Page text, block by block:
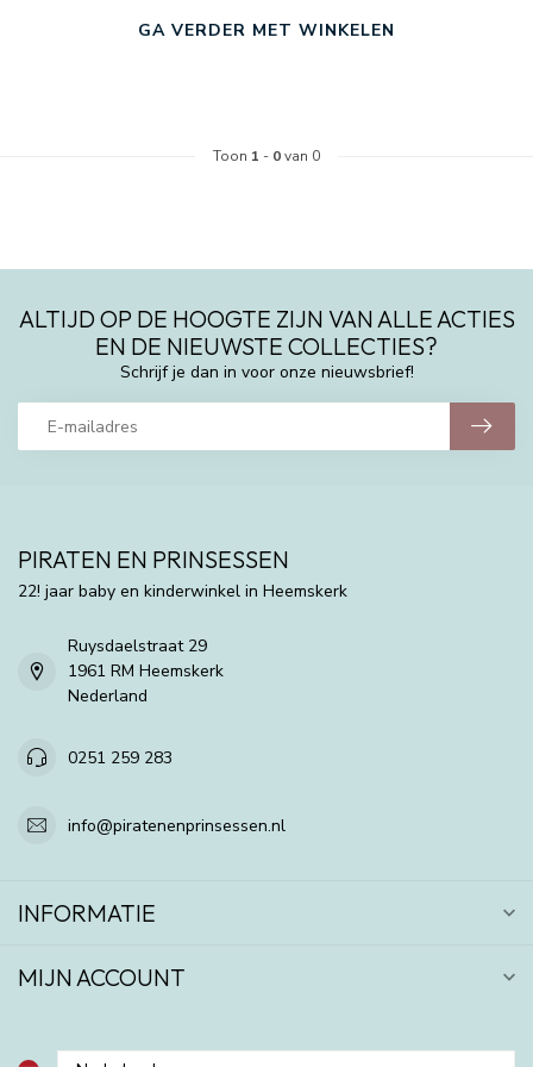
GA VERDER MET WINKELEN
Toon 1 - 0van 0
ALTIJD OP DE HOOGTE ZIJN VAN ALLE ACTIES
EN DE NIEUWSTE COLLECTIES?
Schrijf je dan in voor onze nieuwsbrief!
PIRATEN EN PRINSESSEN
22! jaar baby en kinderwinkel in Heemskerk
Ruysdaelstraat 29
1961 RM Heemskerk
Nederland
0251 259 283
info@piratenenprinsessen.nl
INFORMATIE
MIJN ACCOUNT